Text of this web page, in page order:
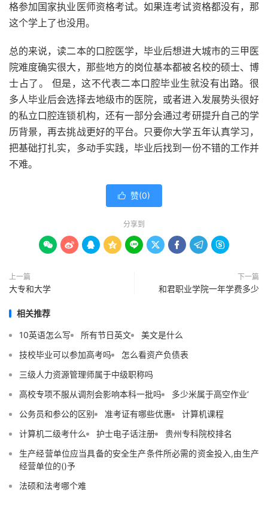
格参加国家执业医师资格考试。如果连考试资格都没有，那
这个学上了也没用。
总的来说，读二本的口腔医学，毕业后想进大城市的三甲医
院难度确实很大，那些地方的岗位基本都被名校的硕士、博
士占了。 但是，这不代表二本口腔毕业生就没有出路。很
多人毕业后会选择去地级市的医院，或者进入发展势头很好
的私立口腔连锁机构，还有一部分会通过考研提升自己的学
历背景，再去挑战更好的平台。只要你大学五年认真学习，
把基础打扎实，多动手实践，毕业后找到一份不错的工作并
不难。
 赞(0)
分享到
        
上一篇
大专和大学
下一篇
和君职业学院一年学费多少
相关推荐
10英语怎么写 所有节日英文
美文是什么
技校毕业可以参加高考吗
怎么看资产负债表
三级人力资源管理师属于中级职称吗
高校专项不服从调剂会影响本科一批吗
多少米属于高空作业‘
公务员和参公的区别
准考证有哪些优惠
计算机课程
计算机二级考什么
护士电子话注册
贵州专科院校排名
生产经营单位应当具备的安全生产条件所必需的资金投入,由生产
经营单位的()予
法硕和法考哪个难